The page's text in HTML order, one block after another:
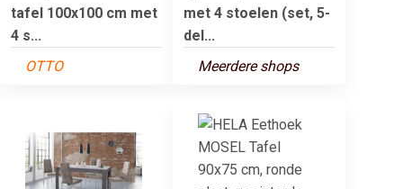
tafel 100x100 cm met
4 s...
OTTO
met 4 stoelen (set, 5-
del...
Meerdere shops